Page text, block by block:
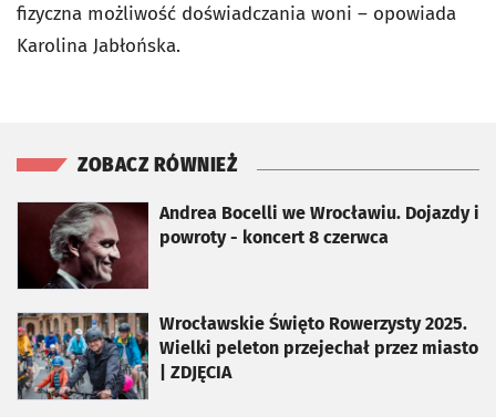
fizyczna możliwość doświadczania woni – opowiada
Karolina Jabłońska.
ZOBACZ RÓWNIEŻ
Andrea Bocelli we Wrocławiu. Dojazdy i
powroty - koncert 8 czerwca
otworzy się w nowej karcie
Wrocławskie Święto Rowerzysty 2025.
Wielki peleton przejechał przez miasto
| ZDJĘCIA
otworzy się w nowej karcie